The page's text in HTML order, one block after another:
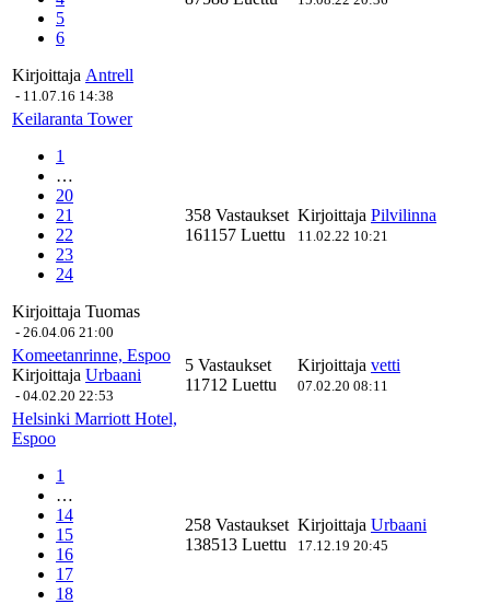
5
6
Kirjoittaja Antrell
- 11.07.16 14:38
Keilaranta Tower
1
…
20
21
22
23
24
Kirjoittaja Tuomas
- 26.04.06 21:00
358 Vastaukset
161157 Luettu
Kirjoittaja Pilvilinna
11.02.22 10:21
Komeetanrinne, Espoo
Kirjoittaja Urbaani
- 04.02.20 22:53
5 Vastaukset
11712 Luettu
Kirjoittaja vetti
07.02.20 08:11
Helsinki Marriott Hotel,
Espoo
1
…
14
15
16
17
18
258 Vastaukset
138513 Luettu
Kirjoittaja Urbaani
17.12.19 20:45